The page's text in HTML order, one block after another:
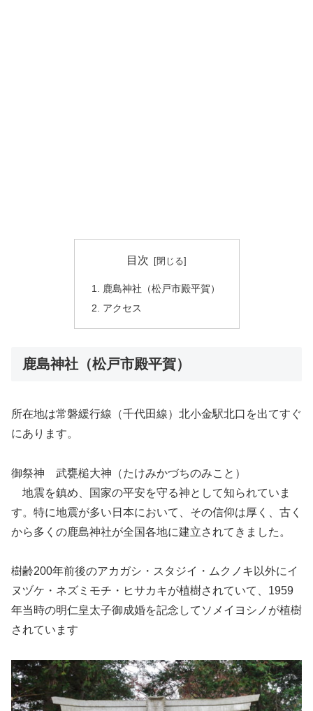
目次
鹿島神社（松戸市殿平賀）
アクセス
鹿島神社（松戸市殿平賀）
所在地は常磐緩行線（千代田線）北小金駅北口を出てすぐ
にあります。
御祭神 武甕槌大神（たけみかづちのみこと）
地震を鎮め、国家の平安を守る神として知られていま
す。特に地震が多い日本において、その信仰は厚く、古く
から多くの鹿島神社が全国各地に建立されてきました。
樹齢200年前後のアカガシ・スタジイ・ムクノキ以外にイ
ヌヅケ・ネズミモチ・ヒサカキが植樹されていて、1959
年当時の明仁皇太子御成婚を記念してソメイヨシノが植樹
されています